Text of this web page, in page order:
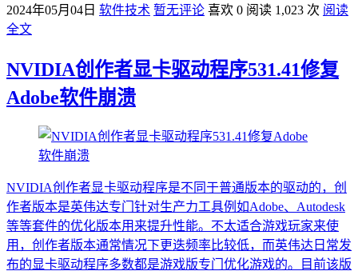
2024年05月04日 软件技术 暂无评论 喜欢 0 阅读 1,023 次 阅读
全文
NVIDIA创作者显卡驱动程序531.41修复
Adobe软件崩溃
NVIDIA创作者显卡驱动程序是不同于普通版本的驱动的，创
作者版本是英伟达专门针对生产力工具例如Adobe、Autodesk
等等套件的优化版本用来提升性能。不太适合游戏玩家来使
用，创作者版本通常情况下更迭频率比较低，而英伟达日常发
布的显卡驱动程序多数都是游戏版专门优化游戏的。目前该版